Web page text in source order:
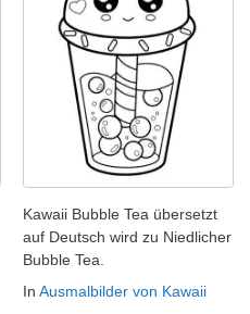
Kawaii Bubble Tea übersetzt
auf Deutsch wird zu Niedlicher
Bubble Tea.
In Ausmalbilder von Kawaii